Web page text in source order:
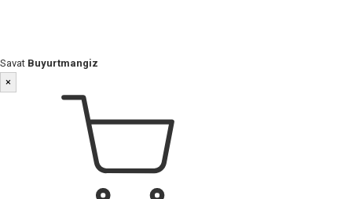
Savat Buyurtmangiz
×